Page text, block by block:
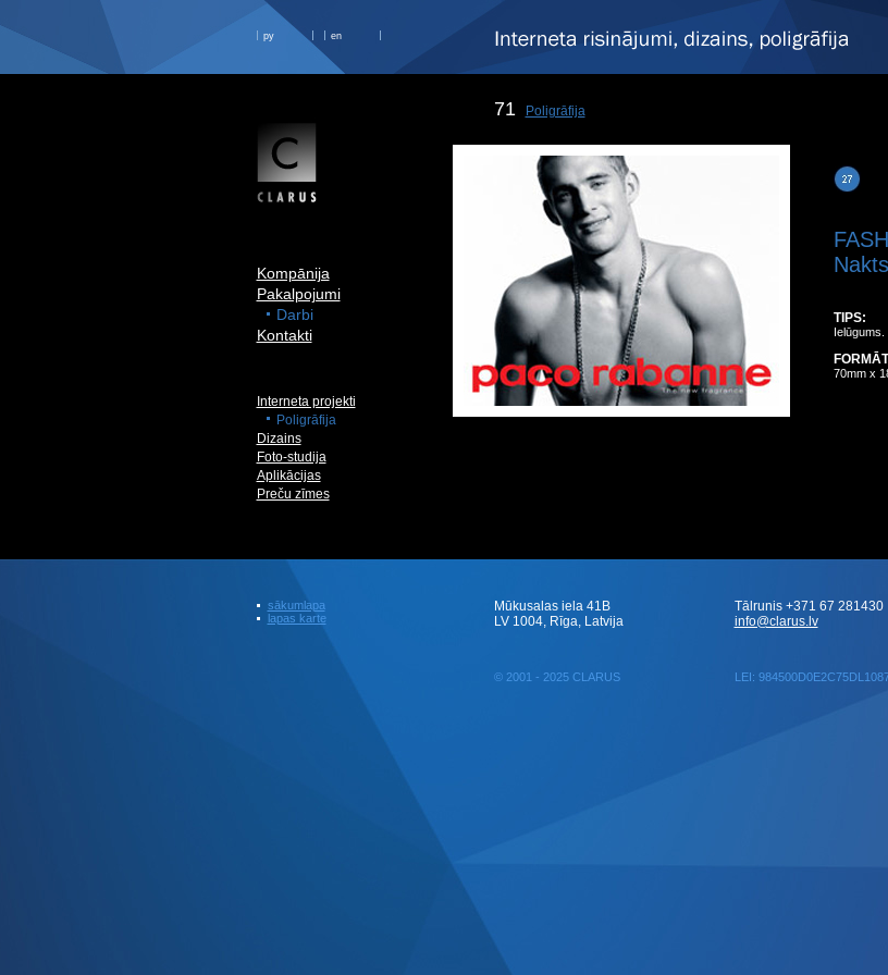
ру en
Kompānija
Pakalpojumi
Darbi
Kontakti
Interneta projekti
Poligrāfija
Dizains
Foto-studija
Aplikācijas
Preču zīmes
71 Poligrāfija
TIPS:
Ielūgums.
70mm x
sākumlapa
lapas karte
Mūkusalas iela 41B
LV 1004, Rīga, Latvija
© 2001 - 2025 CLARUS LEI:
Tālrunis +371 67 281430
info@clarus.lv